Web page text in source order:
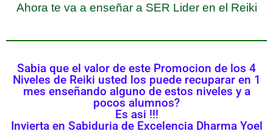
Ahora te va a enseñar a SER Lider en el Reiki
Sabia que el valor de este Promocion de los 4
Niveles de Reiki usted los puede recuparar en 1
mes enseñando alguno de estos niveles y a
pocos alumnos?
Es asi !!!
Invierta en Sabiduria de Excelencia Dharma Yoel